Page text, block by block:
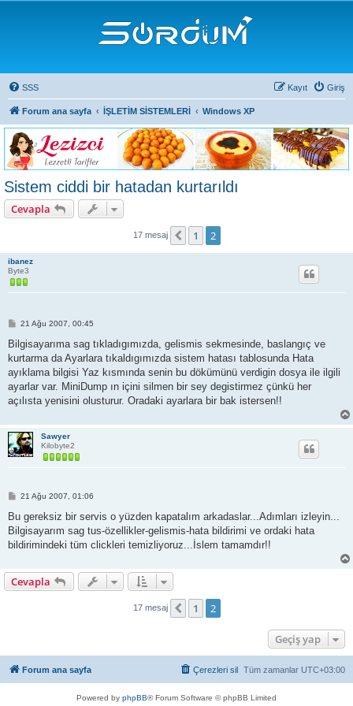
SSS Giriş
Kayıt
Forum ana sayfa İŞLETİM SİSTEMLERİ Windows XP
Sistem ciddi bir hatadan kurtarıldı
Cevapla
17 mesaj Önceki
1 2
ibanez
Byte3
M
s
a
j
21 Ağu 2007, 00:45
Bilgisayarıma sag tıkladıgımızda, gelismis sekmesinde, baslangıç ve
kurtarma da Ayarlara tıkaldıgımızda sistem hatası tablosunda Hata
ayıklama bilgisi Yaz kısmında senin bu dökümünü verdigin dosya ile ilgili
ayarlar var. MiniDump ın içini silmen bir sey degistirmez çünkü her
açılısta yenisini olusturur. Oradaki ayarlara bir bak istersen!!
Sawyer
Kilobyte2
M
s
j
21 Ağu 2007, 01:06
Bu gereksiz bir servis o yüzden kapatalım arkadaslar...Adımları izleyin...
Bilgisayarım sag tus-özellikler-gelismis-hata bildirimi ve ordaki hata
bildirimindeki tüm clickleri temizliyoruz...İslem tamamdır!!
Cevapla
17 mesaj Önceki
1 2
Geçiş yap
Forum ana sayfa Tüm zamanlar UTC+03:00
Çerezleri sil
Powered by phpBB® Forum Software © phpBB Limited